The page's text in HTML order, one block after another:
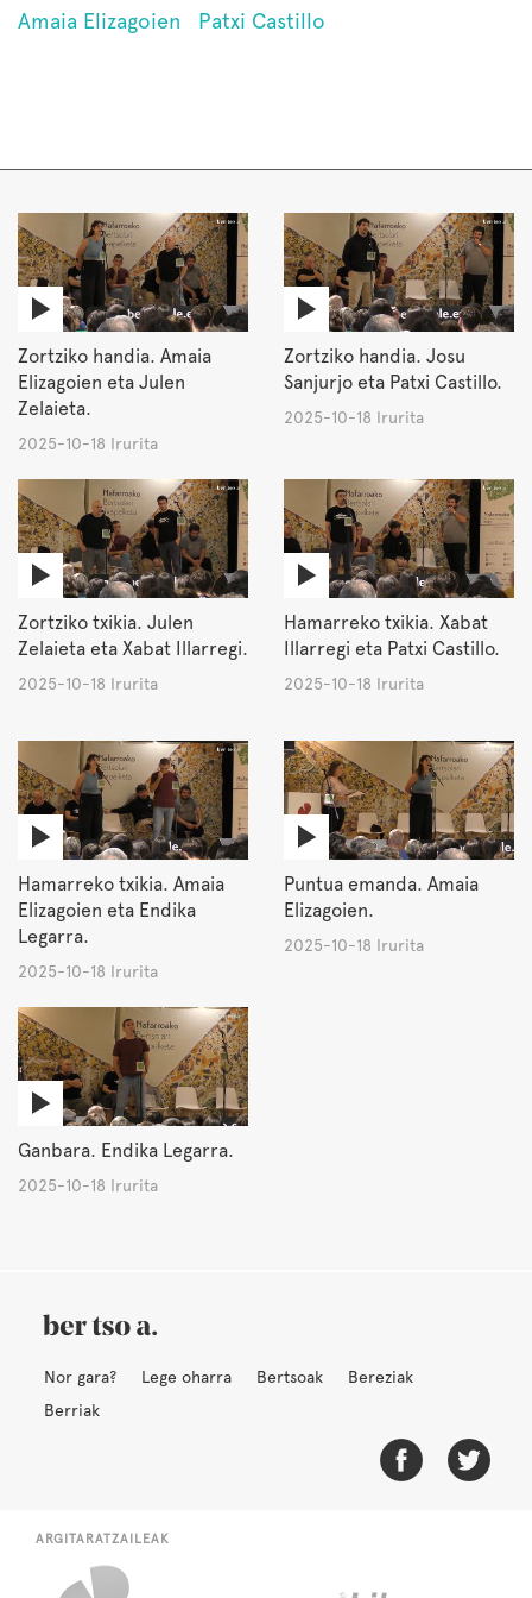
Amaia Elizagoien Patxi Castillo
Zortziko handia. Amaia
Elizagoien eta Julen
Zelaieta.
2025-10-18 Irurita
Zortziko handia. Josu
Sanjurjo eta Patxi Castillo.
2025-10-18 Irurita
Zortziko txikia. Julen
Zelaieta eta Xabat Illarregi.
2025-10-18 Irurita
Hamarreko txikia. Xabat
Illarregi eta Patxi Castillo.
2025-10-18 Irurita
Hamarreko txikia. Amaia
Elizagoien eta Endika
Legarra.
2025-10-18 Irurita
Puntua emanda. Amaia
Elizagoien.
2025-10-18 Irurita
Ganbara. Endika Legarra.
2025-10-18 Irurita
Nor gara? Lege oharra Bertsoak
Bereziak
Berriak
ARGITARATZAILEAK